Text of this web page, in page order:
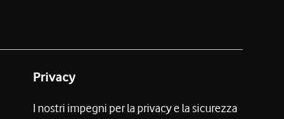
Privacy
I nostri impegni per la privacy e la sicurezza